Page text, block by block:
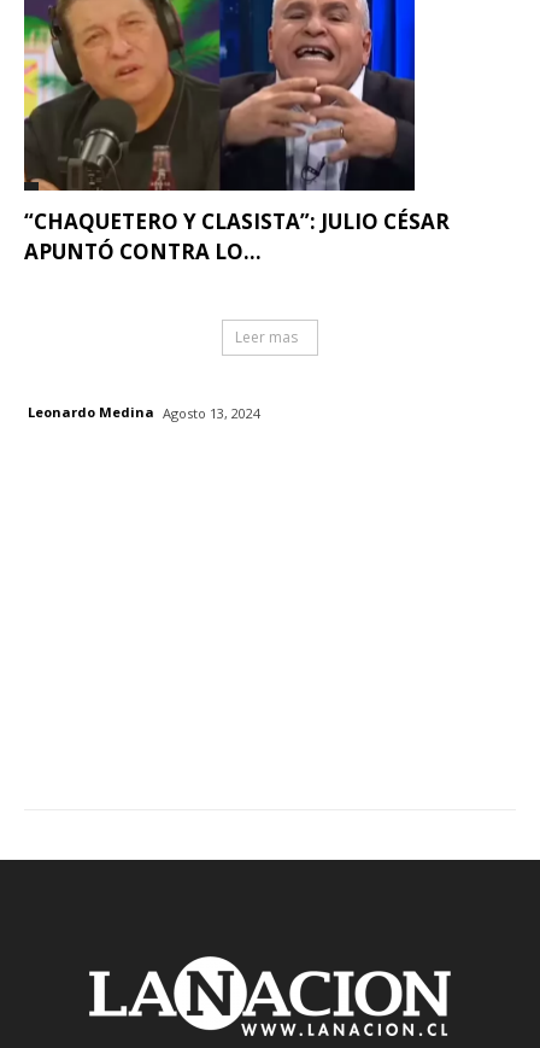
“CHAQUETERO Y CLASISTA”: JULIO CÉSAR
APUNTÓ CONTRA LO...
Leer mas
Leonardo Medina Agosto 13, 2024